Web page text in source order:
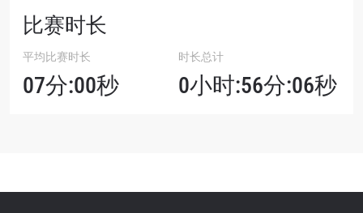
比赛时长
平均比赛时长
07分:00秒
时长总计
0小时:56分:06秒